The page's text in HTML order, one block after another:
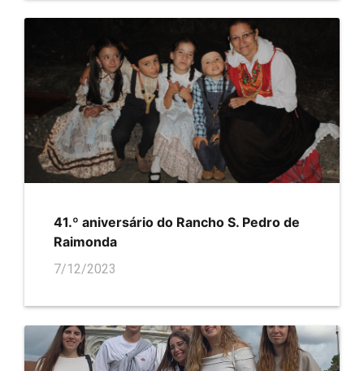
41.º aniversário do Rancho S. Pedro de
Raimonda
7/12/2023